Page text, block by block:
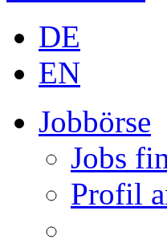
DE
EN
Jobbörse
Jobs
Profil